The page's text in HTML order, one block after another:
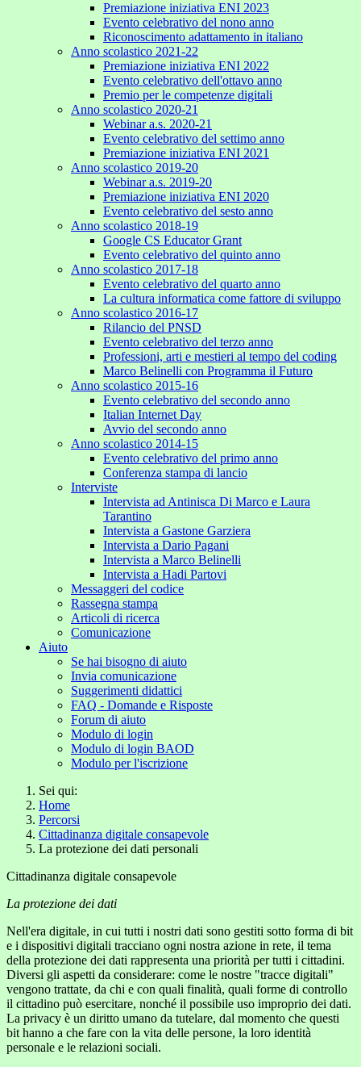
Premiazione iniziativa ENI 2023
Evento celebrativo del nono anno
Riconoscimento adattamento in italiano
Anno scolastico 2021-22
Premiazione iniziativa ENI 2022
Evento celebrativo dell'ottavo anno
Premio per le competenze digitali
Anno scolastico 2020-21
Webinar a.s. 2020-21
Evento celebrativo del settimo anno
Premiazione iniziativa ENI 2021
Anno scolastico 2019-20
Webinar a.s. 2019-20
Premiazione iniziativa ENI 2020
Evento celebrativo del sesto anno
Anno scolastico 2018-19
Google CS Educator Grant
Evento celebrativo del quinto anno
Anno scolastico 2017-18
Evento celebrativo del quarto anno
La cultura informatica come fattore di sviluppo
Anno scolastico 2016-17
Rilancio del PNSD
Evento celebrativo del terzo anno
Professioni, arti e mestieri al tempo del coding
Marco Belinelli con Programma il Futuro
Anno scolastico 2015-16
Evento celebrativo del secondo anno
Italian Internet Day
Avvio del secondo anno
Anno scolastico 2014-15
Evento celebrativo del primo anno
Conferenza stampa di lancio
Interviste
Intervista ad Antinisca Di Marco e Laura
Tarantino
Intervista a Gastone Garziera
Intervista a Dario Pagani
Intervista a Marco Belinelli
Intervista a Hadi Partovi
Messaggeri del codice
Rassegna stampa
Articoli di ricerca
Comunicazione
Aiuto
Se hai bisogno di aiuto
Invia comunicazione
Suggerimenti didattici
FAQ - Domande e Risposte
Forum di aiuto
Modulo di login
Modulo di login BAOD
Modulo per l'iscrizione
Sei qui:
Home
Percorsi
Cittadinanza digitale consapevole
La protezione dei dati personali
Cittadinanza digitale consapevole
La protezione dei dati
Nell'era digitale, in cui tutti i nostri dati sono gestiti sotto forma di bit
e i dispositivi digitali tracciano ogni nostra azione in rete, il tema
della protezione dei dati rappresenta una priorità per tutti i cittadini.
Diversi gli aspetti da considerare: come le nostre "tracce digitali"
vengono trattate, da chi e con quali finalità, quali forme di controllo
il cittadino può esercitare, nonché il possibile uso improprio dei dati.
La privacy è un diritto umano da tutelare, dal momento che questi
bit hanno a che fare con la vita delle persone, la loro identità
personale e le relazioni sociali.